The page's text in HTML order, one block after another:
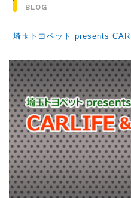
BLOG
埼玉トヨペット presents